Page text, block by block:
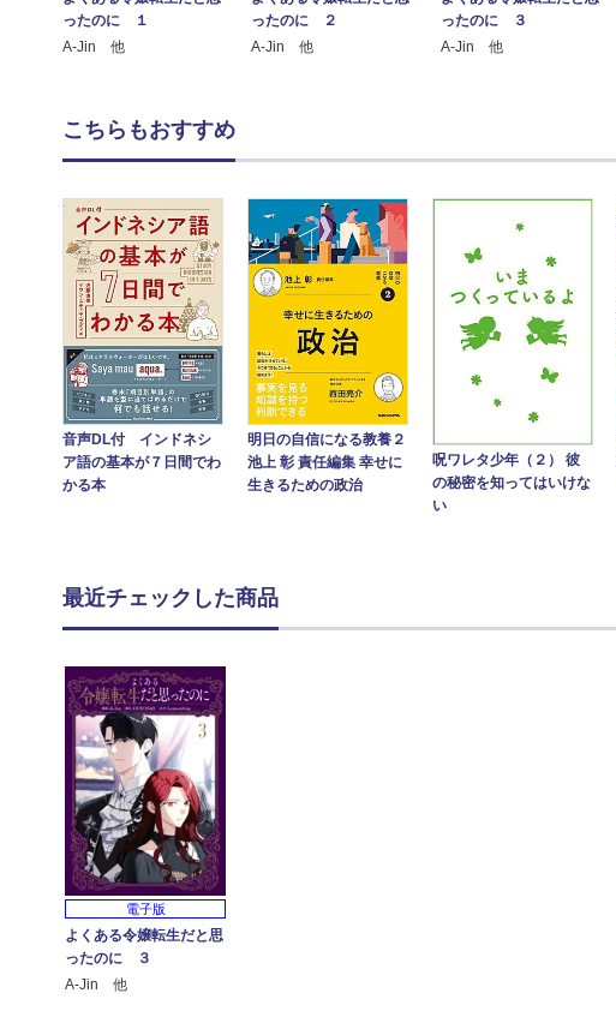
ったのに １
A-Jin 他
ったのに ２
A-Jin 他
ったのに ３
A-Jin 他
こちらもおすすめ
音声DL付 インドネシ
ア語の基本が７日間でわ
かる本
明日の自信になる教養２
池上 彰 責任編集 幸せに
生きるための政治
呪ワレタ少年（２） 彼
の秘密を知ってはいけな
い
最近チェックした商品
電子版
よくある令嬢転生だと思
ったのに ３
A-Jin 他